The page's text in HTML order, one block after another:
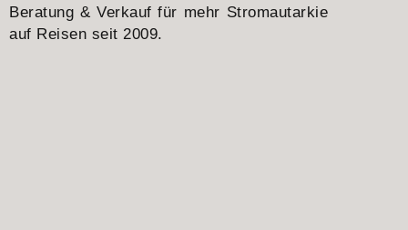
Beratung & Verkauf für mehr Stromautarkie
auf Reisen seit 2009.